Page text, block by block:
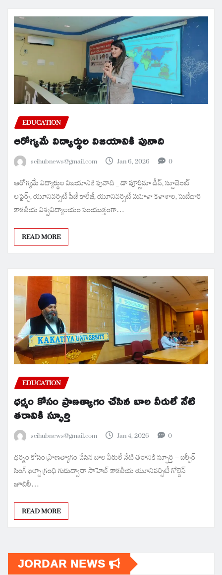
EDUCATION
ఆరోగ్యమే విద్యార్థుల విజయానికి పునాది
scihubnews@gmail.com Jan 6, 2026 0
ఆరోగ్యమే విద్యార్థుల విజయానికి పునాది _ డా పూర్ణిమా డీన్, స్టూడెంట్
అఫైర్స్, యూనివర్సిటీ పీజీ కాలేజీ, యూనివర్సిటీ మహిళా కళాశాల, సుబేదారి
కాకతీయ విశ్వవిద్యాలయం సంయుక్తంగా…
READ MORE
EDUCATION
ధర్మం కోసం ప్రాణత్యాగం చేసిన బాల వీరులే నేటి
తరానికి స్ఫూర్తి
scihubnews@gmail.com Jan 4, 2026 0
ధర్మం కోసం ప్రాణత్యాగం చేసిన బాల వీరులే నేటి తరానికి స్ఫూర్తి – బల్బీర్
సింగ్ ఖల్సా గ్రంధి గురుద్వారా సాహెబ్ కాకతీయ యూనివర్సిటీ గోల్డెన్
జూబిలీ…
READ MORE
JORDAR NEWS